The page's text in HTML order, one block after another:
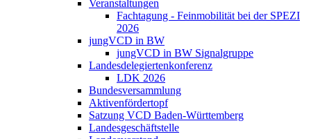
Veranstaltungen
Fachtagung - Feinmobilität bei der SPEZI
2026
jungVCD in BW
jungVCD in BW Signalgruppe
Landesdelegiertenkonferenz
LDK 2026
Bundesversammlung
Aktivenfördertopf
Satzung VCD Baden-Württemberg
Landesgeschäftstelle